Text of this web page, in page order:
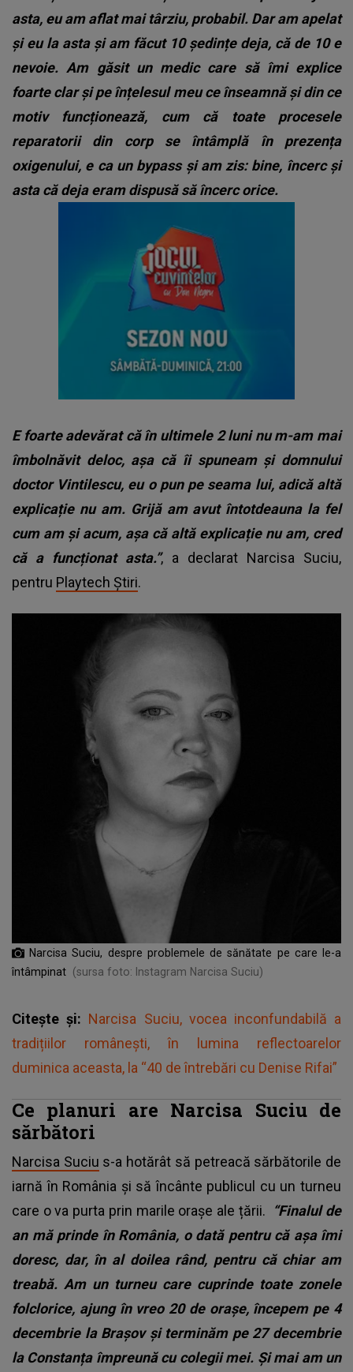
asta, eu am aflat mai târziu, probabil. Dar am apelat
și eu la asta și am făcut 10 ședințe deja, că de 10 e
nevoie. Am găsit un medic care să îmi explice
foarte clar și pe înțelesul meu ce înseamnă și din ce
motiv funcționează, cum că toate procesele
reparatorii din corp se întâmplă în prezența
oxigenului, e ca un bypass și am zis: bine, încerc și
asta că deja eram dispusă să încerc orice.
E foarte adevărat că în ultimele 2 luni nu m-am mai
îmbolnăvit deloc, așa că îi spuneam și domnului
doctor Vintilescu, eu o pun pe seama lui, adică altă
explicație nu am. Grijă am avut întotdeauna la fel
cum am și acum, așa că altă explicație nu am, cred
că a funcționat asta.”, a declarat Narcisa Suciu,
pentru Playtech Știri.
Narcisa Suciu, despre problemele de sănătate pe care le-a
întâmpinat (sursa foto: Instagram Narcisa Suciu)
Citește și: Narcisa Suciu, vocea inconfundabilă a
tradițiilor românești, în lumina reflectoarelor
duminica aceasta, la “40 de întrebări cu Denise Rifai”
Ce planuri are Narcisa Suciu de
sărbători
Narcisa Suciu s-a hotărât să petreacă sărbătorile de
iarnă în România și să încânte publicul cu un turneu
care o va purta prin marile orașe ale țării.
“Finalul de
an mă prinde în România, o dată pentru că așa îmi
doresc, dar, în al doilea rând, pentru că chiar am
treabă. Am un turneu care cuprinde toate zonele
folclorice, ajung în vreo 20 de orașe, începem pe 4
decembrie la Brașov și terminăm pe 27 decembrie
la Constanța împreună cu colegii mei. Și mai am un